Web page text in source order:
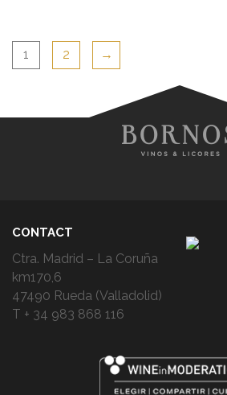
1 2 →
CONTACT
Ctra. Madrid – La Coruña
km170,6
47490 Rueda (Valladolid)
T + 34 983 868 116